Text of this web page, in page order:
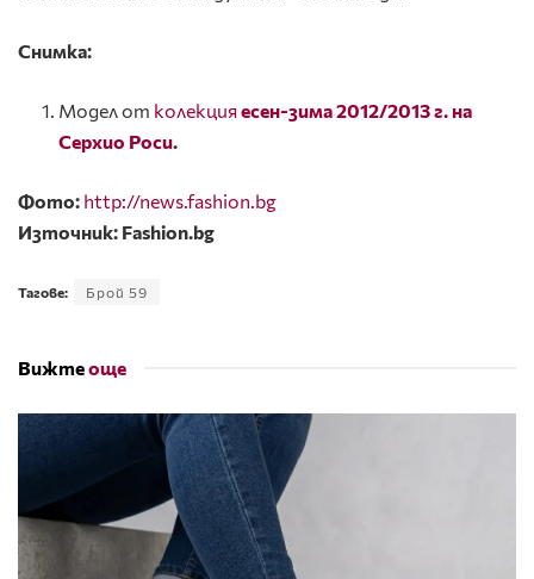
Снимка:
Модел от колекцияесен-зима 2012/2013 г. на
Серхио Роси.
Фото: http://news.fashion.bg
Източник: Fashion.bg
Тагове: Брой 59
Вижтеоще